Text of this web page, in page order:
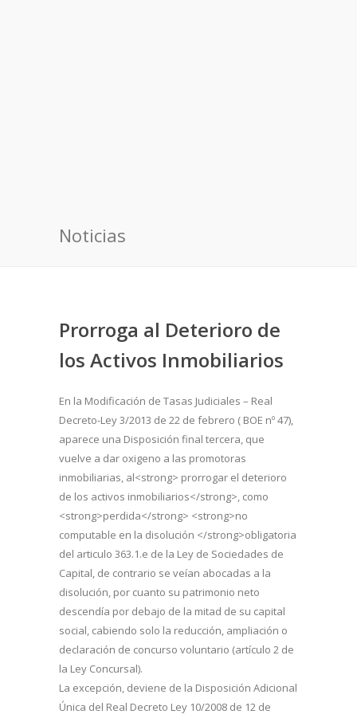
Noticias
Prorroga al Deterioro de
los Activos Inmobiliarios
En la Modificación de Tasas Judiciales – Real
Decreto-Ley 3/2013 de 22 de febrero ( BOE nº 47),
aparece una Disposición final tercera, que
vuelve a dar oxigeno a las promotoras
inmobiliarias, al<strong> prorrogar el deterioro
de los activos inmobiliarios</strong>, como
<strong>perdida</strong> <strong>no
computable en la disolución </strong>obligatoria
del articulo 363.1.e de la Ley de Sociedades de
Capital, de contrario se veían abocadas a la
disolución, por cuanto su patrimonio neto
descendía por debajo de la mitad de su capital
social, cabiendo solo la reducción, ampliación o
declaración de concurso voluntario (artículo 2 de
la Ley Concursal).
La excepción, deviene de la Disposición Adicional
Única del Real Decreto Ley 10/2008 de 12 de